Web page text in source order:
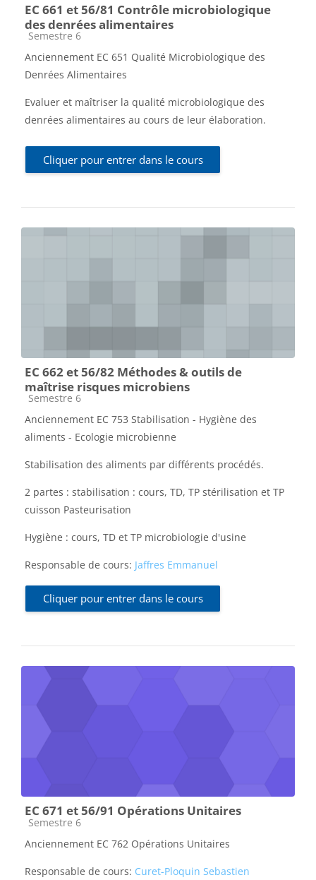
EC 661 et 56/81 Contrôle microbiologique
des denrées alimentaires
Catégorie de cours
Semestre 6
Anciennement EC 651 Qualité Microbiologique des
Denrées Alimentaires
Evaluer et maîtriser la qualité microbiologique des
denrées alimentaires au cours de leur élaboration.
Cliquer pour entrer dans le cours
EC 662 et 56/82 Méthodes & outils de
maîtrise risques microbiens
Catégorie de cours
Semestre 6
Anciennement EC 753 Stabilisation - Hygiène des
aliments - Ecologie microbienne
Stabilisation des aliments par différents procédés.
2 partes : stabilisation : cours, TD, TP stérilisation et TP
cuisson Pasteurisation
Hygiène : cours, TD et TP microbiologie d'usine
Responsable de cours: Jaffres Emmanuel
Cliquer pour entrer dans le cours
EC 671 et 56/91 Opérations Unitaires
Catégorie de cours
Semestre 6
Anciennement EC 762 Opérations Unitaires
Responsable de cours: Curet-Ploquin Sebastien